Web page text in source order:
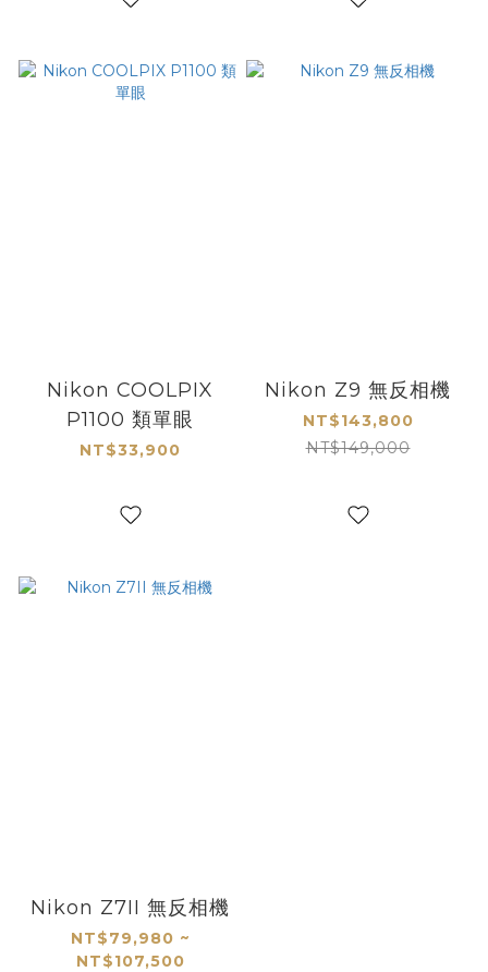
Nikon COOLPIX
P1100 類單眼
NT$33,900
Nikon Z9 無反相機
NT$143,800
NT$149,000
Nikon Z7II 無反相機
NT$79,980 ~
NT$107,500